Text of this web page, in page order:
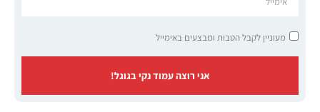
מעוניין לקבל הטבות ומבצעים באימייל
אני רוצה עמוד נקי בגוגל!